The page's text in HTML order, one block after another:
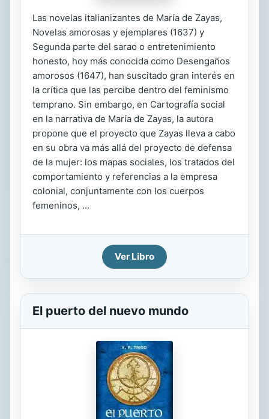
Las novelas italianizantes de María de Zayas,
Novelas amorosas y ejemplares (1637) y
Segunda parte del sarao o entretenimiento
honesto, hoy más conocida como Desengaños
amorosos (1647), han suscitado gran interés en
la crítica que las percibe dentro del feminismo
temprano. Sin embargo, en Cartografía social
en la narrativa de María de Zayas, la autora
propone que el proyecto que Zayas lleva a cabo
en su obra va más allá del proyecto de defensa
de la mujer: los mapas sociales, los tratados del
comportamiento y referencias a la empresa
colonial, conjuntamente con los cuerpos
femeninos, ...
Ver Libro
El puerto del nuevo mundo